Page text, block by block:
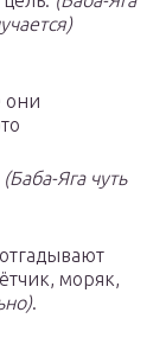
они
(Баба-Яга чуть
моряк,
.